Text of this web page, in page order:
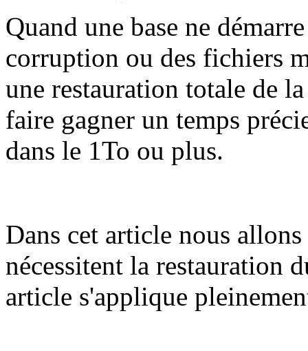
Quand une base ne
corruption ou des fichiers
une restauration totale de
faire gagner un temps
dans le 1To ou plus.
Dans cet article nous
nécessitent la restauration
article s'applique